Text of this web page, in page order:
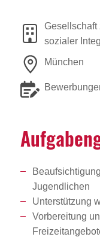
News Archiv
Gesellschaft
sozialer
München
Jugendlichen
Unterstützung
Vorbereitung